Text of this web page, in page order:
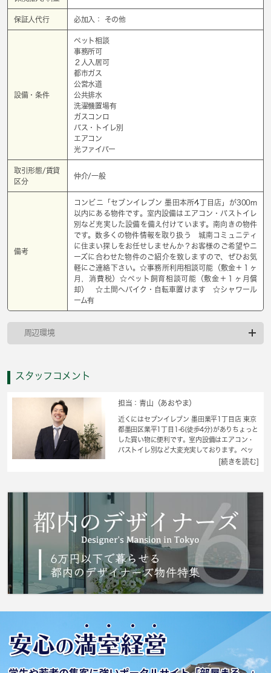
保証人代行 必加入： その他
設備・条件
ペット相談
事務所可
２人入居可
都市ガス
公営水道
公共排水
洗濯機置場有
ガスコンロ
バス・トイレ別
エアコン
光ファイバー
取引形態/賃貸
区分
仲介/一般
備考
コンビニ「セブンイレブン 墨田本所4丁目店」が300m
以内にある物件です。室内設備はエアコン・バストイレ
別など充実した設備を備え付けています。南向きの物件
です。数多くの物件情報を取り扱う 城南コミュニティ
に住まい探しをお任せしませんか？お客様のご希望やニ
ーズに合わせた物件のご紹介を致しますので、ぜひお気
軽にご連絡下さい。☆事務所利用相談可能（敷金＋１ヶ
月，消費税）☆ペット飼育相談可能（敷金＋１ヶ月償
却） ☆土間へバイク・自転車置けます ☆シャワール
ーム有
周辺環境
スタッフコメント
担当：青山（あおやま）
近くにはセブンイレブン 墨田業平1丁目店 東京
都墨田区業平1丁目1-6(徒歩4分)がありちょっと
した買い物に便利です。室内設備はエアコン・
バストイレ別など大変充実しております。ペッ
トがお好きな方にうれしい、ペット相談可の物
パートです。お部屋探しも楽しくワクワクしな
本所吾妻橋近くの情報が満載です。是非、お問
い合せ下さい。
[続きを読む]